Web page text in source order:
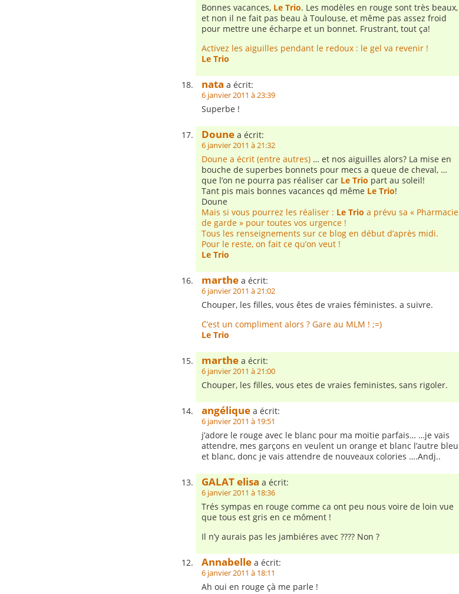
Bonnes vacances, Le Trio. Les modèles en rouge sont très beaux,
et non il ne fait pas beau à Toulouse, et même pas assez froid
pour mettre une écharpe et un bonnet. Frustrant, tout ça!
Activez les aiguilles pendant le redoux : le gel va revenir !
Le Trio
nata a écrit:
6 janvier 2011 à 23:39
Superbe !
Doune a écrit:
6 janvier 2011 à 21:32
Doune a écrit (entre autres) … et nos aiguilles alors? La mise en
bouche de superbes bonnets pour mecs a queue de cheval, …
que l’on ne pourra pas réaliser car Le Trio part au soleil!
Tant pis mais bonnes vacances qd même Le Trio!
Doune
Mais si vous pourrez les réaliser : Le Trio a prévu sa « Pharmacie
de garde » pour toutes vos urgence !
Tous les renseignements sur ce blog en début d’après midi.
Pour le reste, on fait ce qu’on veut !
Le Trio
marthe a écrit:
6 janvier 2011 à 21:02
Chouper, les filles, vous êtes de vraies féministes. a suivre.
C’est un compliment alors ? Gare au MLM ! ;=)
Le Trio
marthe a écrit:
6 janvier 2011 à 21:00
Chouper, les filles, vous etes de vraies feministes, sans rigoler.
angélique a écrit:
6 janvier 2011 à 19:51
j’adore le rouge avec le blanc pour ma moitie parfais… …je vais
attendre, mes garçons en veulent un orange et blanc l’autre bleu
et blanc, donc je vais attendre de nouveaux colories ….Andj..
GALAT elisa a écrit:
6 janvier 2011 à 18:36
Trés sympas en rouge comme ca ont peu nous voire de loin vue
que tous est gris en ce môment !
Il n’y aurais pas les jambiéres avec ???? Non ?
Annabelle a écrit:
6 janvier 2011 à 18:11
Ah oui en rouge çà me parle !